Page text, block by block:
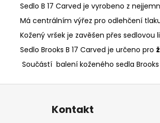
Sedlo B 17 Carved je vyrobeno z
Má centrálním výřez pro odlehčení
Kožený vršek je zavěšen přes
Sedlo Brooks B 17 Carved je určeno pro
Součástí balení koženého sedla
Z
Kontakt